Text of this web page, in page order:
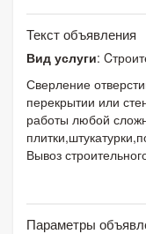
Текст объявления
Вид услуги:
Сверление
перекрытии или
работы любой
Вывоз
Параметры